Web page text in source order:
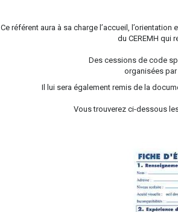
Ce référent aura à sa charge l’accueil,
du CEREMH qui
Des cessions de code
organisées
Il lui sera également remis de la
Vous trouverez ci-dessous